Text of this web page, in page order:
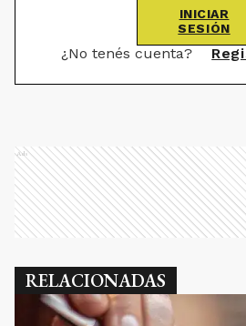
INICIAR
SESIÓN
¿No tenés cuenta?
Ads
RELACIONADAS